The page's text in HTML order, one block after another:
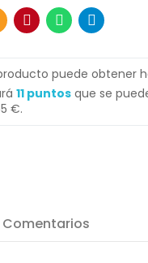
puede obtener
11 puntos que se
€.
Comentarios